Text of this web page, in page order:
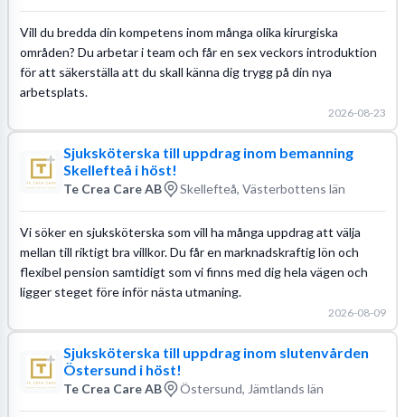
Vill du bredda din kompetens inom många olika kirurgiska
områden? Du arbetar i team och får en sex veckors introduktion
för att säkerställa att du skall känna dig trygg på din nya
arbetsplats.
2026-08-23
Sjuksköterska till uppdrag inom bemanning
Skellefteå i höst!
Te Crea Care AB Skellefteå, Västerbottens län
Vi söker en sjuksköterska som vill ha många uppdrag att välja
mellan till riktigt bra villkor. Du får en marknadskraftig lön och
flexibel pension samtidigt som vi finns med dig hela vägen och
ligger steget före inför nästa utmaning.
2026-08-09
Sjuksköterska till uppdrag inom slutenvården
Östersund i höst!
Te Crea Care AB Östersund, Jämtlands län